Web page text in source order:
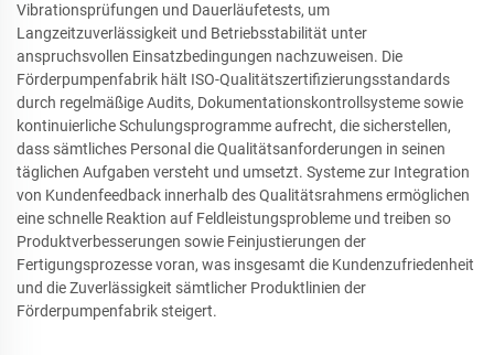
Vibrationsprüfungen und Dauerläufetests, um
Langzeitzuverlässigkeit und Betriebsstabilität unter
anspruchsvollen Einsatzbedingungen nachzuweisen. Die
Förderpumpenfabrik hält ISO-Qualitätszertifizierungsstandards
durch regelmäßige Audits, Dokumentationskontrollsysteme sowie
kontinuierliche Schulungsprogramme aufrecht, die sicherstellen,
dass sämtliches Personal die Qualitätsanforderungen in seinen
täglichen Aufgaben versteht und umsetzt. Systeme zur Integration
von Kundenfeedback innerhalb des Qualitätsrahmens ermöglichen
eine schnelle Reaktion auf Feldleistungsprobleme und treiben so
Produktverbesserungen sowie Feinjustierungen der
Fertigungsprozesse voran, was insgesamt die Kundenzufriedenheit
und die Zuverlässigkeit sämtlicher Produktlinien der
Förderpumpenfabrik steigert.